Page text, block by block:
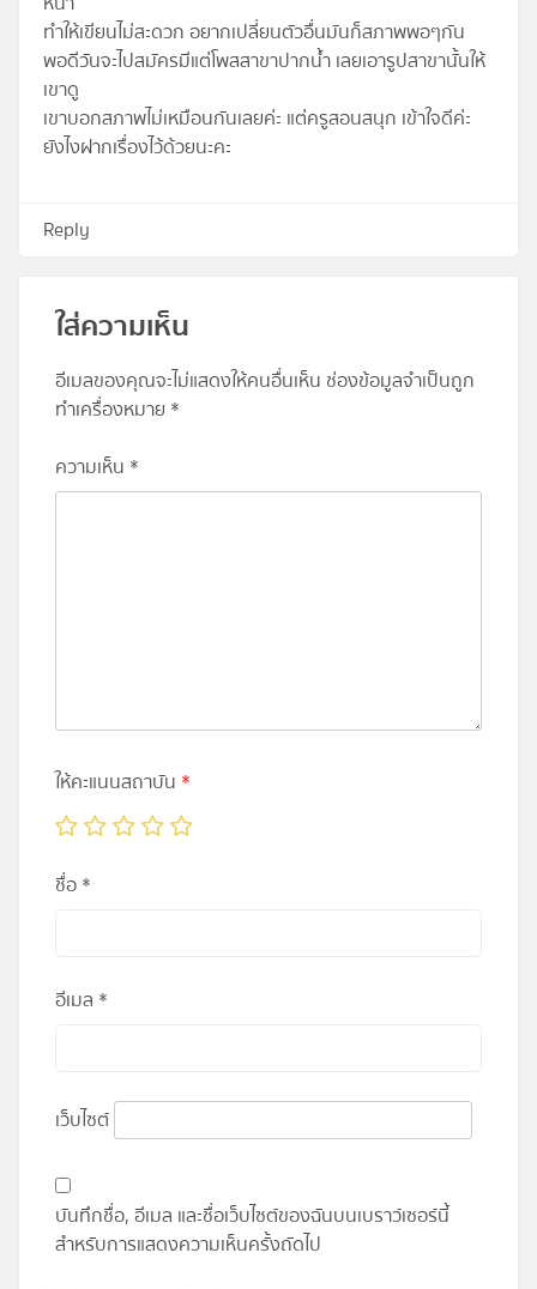
ทำให้เขียนไม่สะดวก อยากเปลี่ยนตัวอื่นมันก็สภาพพอๆกัน
พอดีวันจะไปสมัครมีแต่โพสสาขาปากน้ำ เลยเอารูปสาขานั้นให้
เขาดู
เขาบอกสภาพไม่เหมือนกันเลยค่ะ แต่ครูสอนสนุก เข้าใจดีค่ะ
ยังไงฝากเรื่องไว้ด้วยนะคะ
Reply
ใส่ความเห็น
อีเมลของคุณจะไม่แสดงให้คนอื่นเห็น ช่องข้อมูลจำเป็นถูก
ทำเครื่องหมาย *
ความเห็น *
ให้คะแนนสถาบัน *
ชื่อ*
อีเมล *
เว็บไซต์
บันทึกชื่อ, อีเมล และชื่อเว็บไซต์ของฉันบนเบราว์เซอร์นี้
สำหรับการแสดงความเห็นครั้งถัดไป